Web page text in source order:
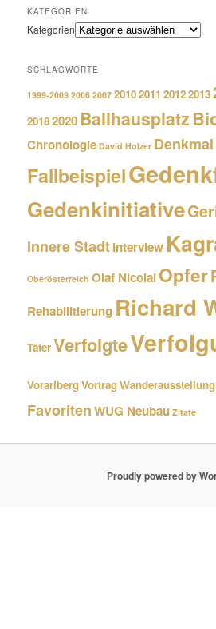
KATEGORIEN
Kategorien
SCHLAGWORTE
1999-2009 2006 2007 20102011 20122013
20182020Ballhausplatz
Chronologie David Holzer Denkmal
Fallbeispiel
Gedenkinitiative
Innere StadtInterview
Oberösterreich Olaf NicolaiOpfer
Rehabilitierung Richard
TäterVerfolgte
VorarlbergVortragWanderausstellung
FavoritenWUG Neubau Zitate
Proudly powered by